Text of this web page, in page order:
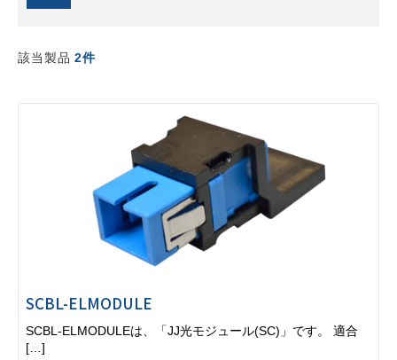
該当製品2件
SCBL-ELMODULE
SCBL-ELMODULEは、「JJ光モジュール(SC)」です。 適合
[…]